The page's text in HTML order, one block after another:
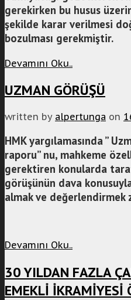
gerekirken bu husus
şekilde karar verilmesi
bozulması gerekmiştir.
Devamını Oku..
UZMAN GÖRÜŞÜ
written by alpertunga on
HMK yargılamasında ”
raporu” nu, mahkeme
gerektiren konularda
görüşünün dava
almak ve değerlendirmek
Devamını Oku..
30 YILDAN FAZLA
EMEKLİ İKRAMİYESİ